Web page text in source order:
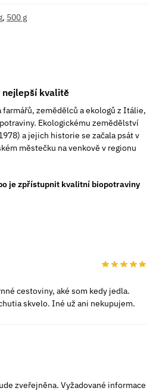
, 500 g
kvalitě
zemědělců a ekologů z Itálie,
Ekologickému zemědělství
a jejich historie se začala psát v
městečku na venkově v regionu
je zpřístupnit kvalitní biopotraviny
cestoviny, aké som kedy jedla.
skvelo. Iné už ani nekupujem.
zveřejněna. Vyžadované informace